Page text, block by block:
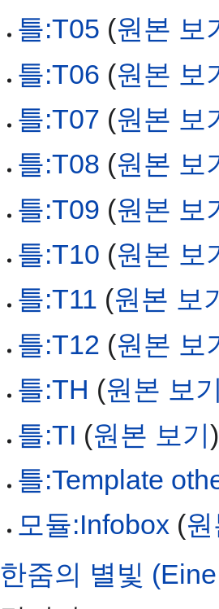
틀:T05 (원본 보
틀:T06 (원본 보
틀:T07 (원본 보
틀:T08 (원본 보
틀:T09 (원본 보
틀:T10 (원본 보
틀:T11 (원본 보
틀:T12 (원본 보
틀:TH (원본 보
틀:TI (원본 보기
틀:Template
모듈:Infobox (
한줌의 별빛